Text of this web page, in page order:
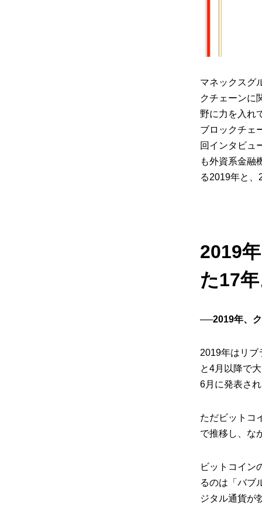
マネックスグ
クチェーンに
野に力を入れ
ブロックチェ
回インタビュ
も外資系金融
る2019年と
2019
た17
──2019年、
2019年はリブ
と4月以降で
6月に発表さ
ただビットコ
で推移し、な
ビットコイン
るのは「バブ
ジタル通貨が